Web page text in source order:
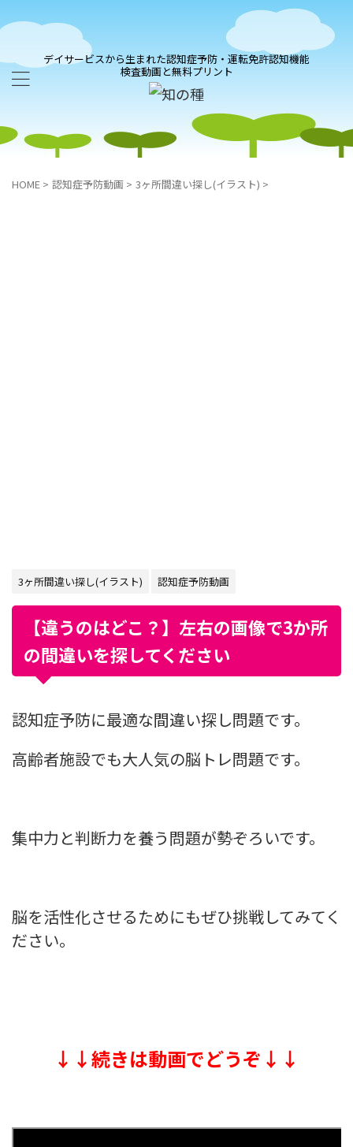
デイサービスから生まれた認知症予防・運転免許認知機能
検査動画と無料プリント
HOME > 認知症予防動画 > 3ヶ所間違い探し(イラスト) >
3ヶ所間違い探し(イラスト) 認知症予防動画
【違うのはどこ？】左右の画像で3か所
の間違いを探してください
認知症予防に最適な間違い探し問題です。
高齢者施設でも大人気の脳トレ問題です。
集中力と判断力を養う問題が勢ぞろいです。
脳を活性化させるためにもぜひ挑戦してみてく
ださい。
↓↓続きは動画でどうぞ↓↓